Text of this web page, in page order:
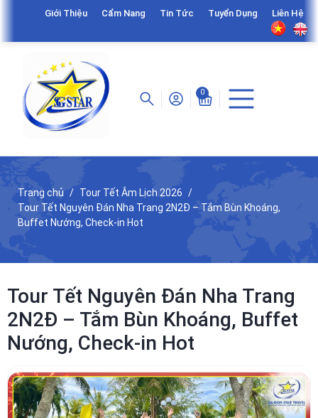
Giới Thiệu Cẩm Nang Tin Tức Tuyển Dụng Liên Hệ
0
Trang chủ
Tour Tết Âm Lịch 2026
Tour Tết Nguyên Đán Nha Trang 2N2Đ – Tắm Bùn Khoáng,
Buffet Nướng, Check-in Hot
Tour Tết Nguyên Đán Nha Trang
2N2Đ – Tắm Bùn Khoáng, Buffet
Nướng, Check-in Hot